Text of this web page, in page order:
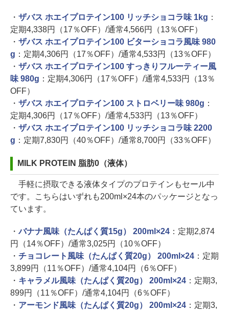
・ ザバス ホエイプロテイン100 リッチショコラ味 1kg ：
定期4,338円（17％OFF）/通常4,566円（13％OFF）
・ ザバス ホエイプロテイン100 ビターショコラ風味 980
g ：定期4,306円（17％OFF）/通常4,533円（13％OFF）
・ ザバス ホエイプロテイン100 すっきりフルーティー風
味 980g ：定期4,306円（17％OFF）/通常4,533円（13％
OFF）
・ ザバス ホエイプロテイン100 ストロベリー味 980g ：
定期4,306円（17％OFF）/通常4,533円（13％OFF）
・ ザバス ホエイプロテイン100 リッチショコラ味 2200
g ：定期7,830円（40％OFF）/通常8,700円（33％OFF）
MILK PROTEIN 脂肪0（液体）
手軽に摂取できる液体タイプのプロテインもセール中
です。こちらはいずれも200ml×24本のパッケージとなっ
ています。
・バナナ風味（たんぱく質15g） 200ml×24：定期2,874
円（14％OFF）/通常3,025円（10％OFF）
・ チョコレート風味（たんぱく質20g） 200ml×24：定期
3,899円（11％OFF）/通常4,104円（6％OFF）
・ キャラメル風味（たんぱく質20g） 200ml×24：定期3,
899円（11％OFF）/通常4,104円（6％OFF）
・ アーモンド風味（たんぱく質20g） 200ml×24：定期3,